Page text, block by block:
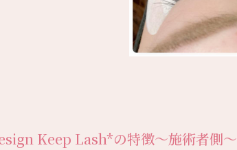
Keep Lash*の特徴～施術者側～